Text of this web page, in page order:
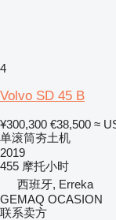
4
Volvo SD 45 B
¥300,300 €38,500 ≈
单滚筒夯土机
2019
455 摩托小时
西班牙, Erreka
GEMAQ OCASION
联系卖方